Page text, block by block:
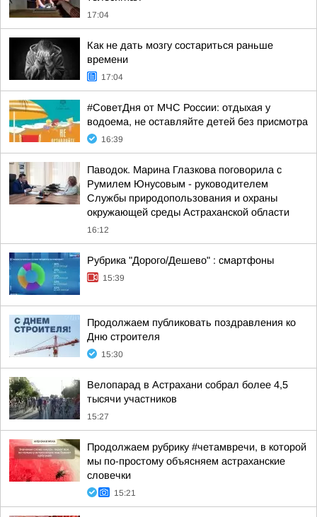
17:04
Как не дать мозгу состариться раньше
времени
17:04
#СоветДня от МЧС России: отдыхая у
водоема, не оставляйте детей без присмотра
16:39
Паводок. Марина Глазкова поговорила с
Румилем Юнусовым - руководителем
Службы природопользования и охраны
окружающей среды Астраханской области
16:12
Рубрика "Дорого/Дешево" : смартфоны
15:39
Продолжаем публиковать поздравления ко
Дню строителя
15:30
Велопарад в Астрахани собрал более 4,5
тысячи участников
15:27
Продолжаем рубрику #четамвречи, в которой
мы по-простому объясняем астраханские
словечки
15:21